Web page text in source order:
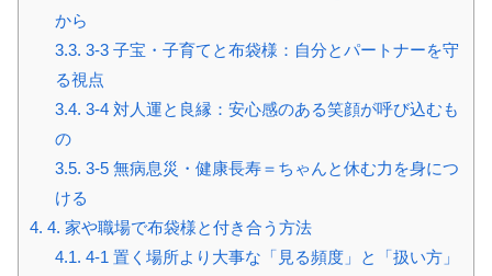
から
3.3. 3-3 子宝・子育てと布袋様：自分とパートナーを守
る視点
3.4. 3-4 対人運と良縁：安心感のある笑顔が呼び込むも
の
3.5. 3-5 無病息災・健康長寿＝ちゃんと休む力を身につ
ける
4. 4. 家や職場で布袋様と付き合う方法
4.1. 4-1 置く場所より大事な「見る頻度」と「扱い方」